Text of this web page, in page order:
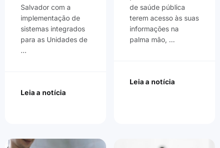
Salvador com a
implementação de
sistemas integrados
para as Unidades de
…
Leia a notícia
de saúde pública
terem acesso às suas
informações na
palma mão, …
Leia a notícia